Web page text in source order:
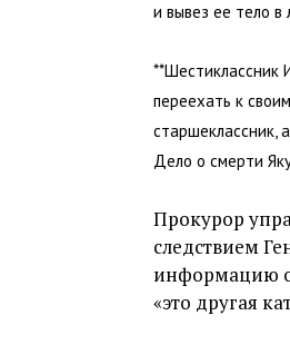
и вывез ее тело
**Шестиклассник
переехать к
старшеклассник,
Дело о смерти
Прокурор
следствием
информацию о
«это другая